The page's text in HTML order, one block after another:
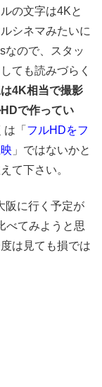
の文字は4Kと
シネマみたいに
なので、スタッ
ても読みづらく
4K相当で撮影
で作ってい
「 フルHDをフ
」ではないかと
て下さい。
に行く予定が
てみようと思
は見ても損では